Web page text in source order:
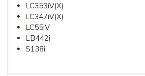
LC353iV(X)
LC347iV(X)
LC55iV
LB442i
S138i